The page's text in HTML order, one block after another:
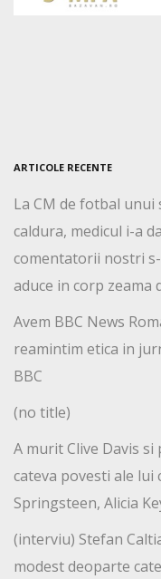
ARTICOLE RECENTE
La CM de fotbal unui
caldura, medicul i-a
comentatorii nostri
aduce in corp zeama
Avem BBC News
reamintim etica in
BBC
(no title)
A murit Clive Davis
cateva povesti ale lui
Springsteen, Alicia
(interviu) Stefan
modest deoparte